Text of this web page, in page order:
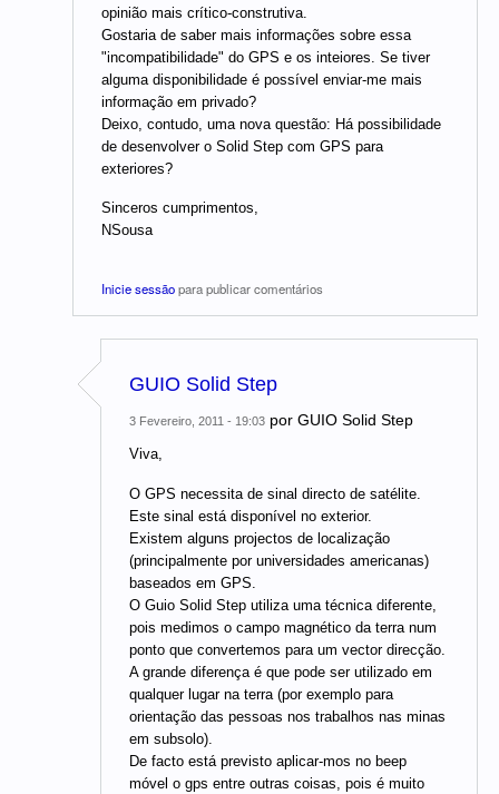
opinião mais crítico-construtiva.
Gostaria de saber mais informações sobre essa
"incompatibilidade" do GPS e os inteiores. Se tiver
alguma disponibilidade é possível enviar-me mais
informação em privado?
Deixo, contudo, uma nova questão: Há possibilidade
de desenvolver o Solid Step com GPS para
exteriores?
Sinceros cumprimentos,
NSousa
Inicie sessãopara publicar comentários
GUIO Solid Step
3 Fevereiro, 2011 - 19:03 por GUIO Solid Step
Viva,
O GPS necessita de sinal directo de satélite.
Este sinal está disponível no exterior.
Existem alguns projectos de localização
(principalmente por universidades americanas)
baseados em GPS.
O Guio Solid Step utiliza uma técnica diferente,
pois medimos o campo magnético da terra num
ponto que convertemos para um vector direcção.
A grande diferença é que pode ser utilizado em
qualquer lugar na terra (por exemplo para
orientação das pessoas nos trabalhos nas minas
em subsolo).
De facto está previsto aplicar-mos no beep
móvel o gps entre outras coisas, pois é muito